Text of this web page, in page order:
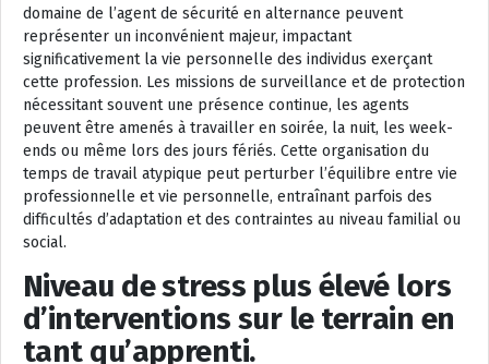
domaine de l’agent de sécurité en alternance peuvent
représenter un inconvénient majeur, impactant
significativement la vie personnelle des individus exerçant
cette profession. Les missions de surveillance et de protection
nécessitant souvent une présence continue, les agents
peuvent être amenés à travailler en soirée, la nuit, les week-
ends ou même lors des jours fériés. Cette organisation du
temps de travail atypique peut perturber l’équilibre entre vie
professionnelle et vie personnelle, entraînant parfois des
difficultés d’adaptation et des contraintes au niveau familial ou
social.
Niveau de stress plus élevé lors
d’interventions sur le terrain en
tant qu’apprenti.